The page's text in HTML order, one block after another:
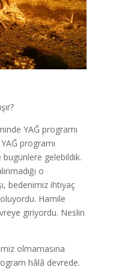
YAĞ programı
programı
gelebildik.
o
bedenimiz ihtiyaç
Hamile
giriyordu. Neslin
olmamasına
hâlâ devrede.